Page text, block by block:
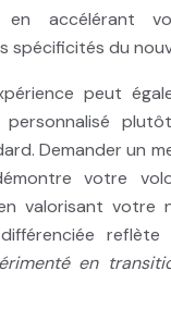
en accélérant
spécificités du
peut
personnalisé
Demander un
votre
valorisant votre
en